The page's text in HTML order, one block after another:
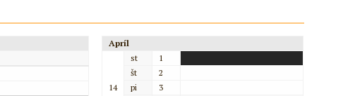
Apríl
14
st
1
št
2
pi
3